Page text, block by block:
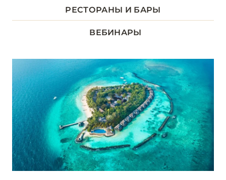
ЛААМУ
НУНУ
РАА 13
РАСДУ 1
СЕВЕРНЫЙ АРИ 6
РЕСТОРАНЫ И БАРЫ
ВЕБИНАРЫ